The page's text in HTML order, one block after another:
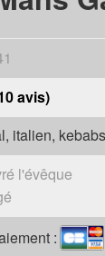
avis)
italien,
l'évêque
: